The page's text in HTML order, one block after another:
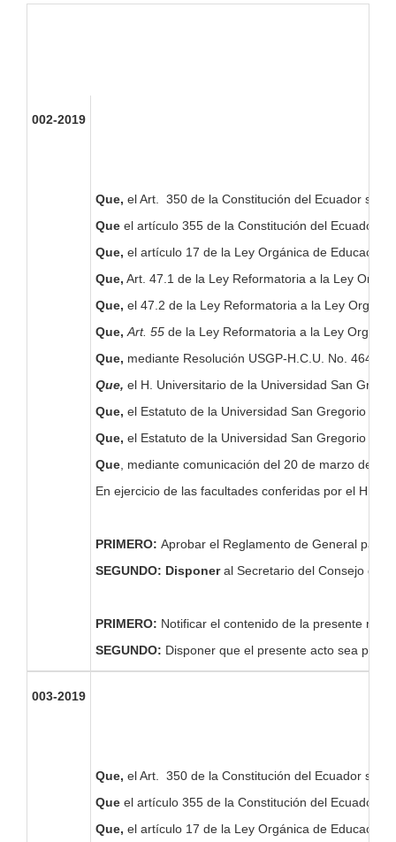
002-2019
Que, el Art. 350 de la Constitución del Ecuador
Que el artículo 355 de la Constitución del Ecuador,
Que, el artículo 17 de la Ley Orgánica de Educación
Que, Art. 47.1 de la Ley Reformatoria a la Ley
Que, el 47.2 de la Ley Reformatoria a la Ley
Que,Art. 55 de la Ley Reformatoria a la Ley
Que, mediante Resolución USGP-H.C.U. No. 464-
Que, el H. Universitario de la Universidad San
Que, el Estatuto de la Universidad San Gregorio de
Que, el Estatuto de la Universidad San Gregorio de
Que, mediante comunicación del 20 de marzo de
En ejercicio de las facultades conferidas por el H.
PRIMERO: Aprobar el Reglamento de General para
SEGUNDO: Disponeral Secretario del Consejo de
PRIMERO: Notificar el contenido de la presente
SEGUNDO: Disponer que el presente acto sea
003-2019
Que, el Art. 350 de la Constitución del Ecuador
Que el artículo 355 de la Constitución del Ecuador,
Que, el artículo 17 de la Ley Orgánica de Educación